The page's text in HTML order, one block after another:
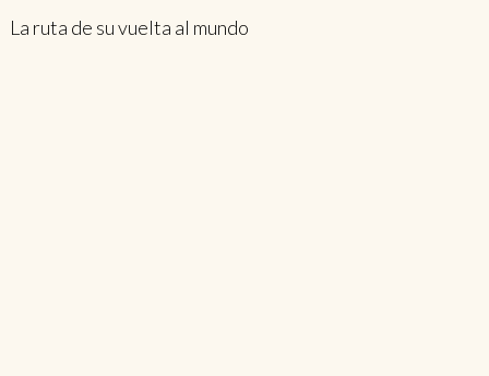
La ruta de su vuelta al mundo